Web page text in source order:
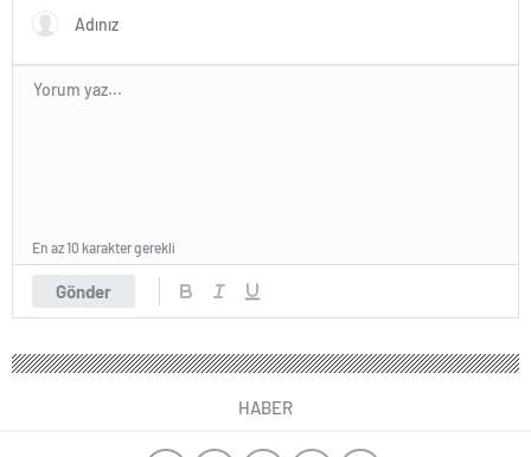
Gönder
En az 10 karakter gerekli
HABER